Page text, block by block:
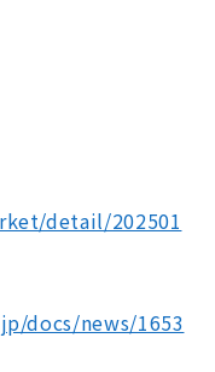
detail/202501
docs/news/1653